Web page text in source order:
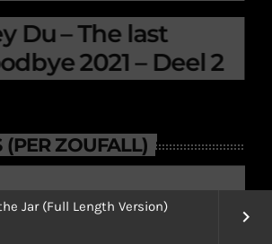
Jar (Full Length Version)
keyboard_arrow_right
Du – The last
2021 – Deel 2
(PER ZOUFALL)